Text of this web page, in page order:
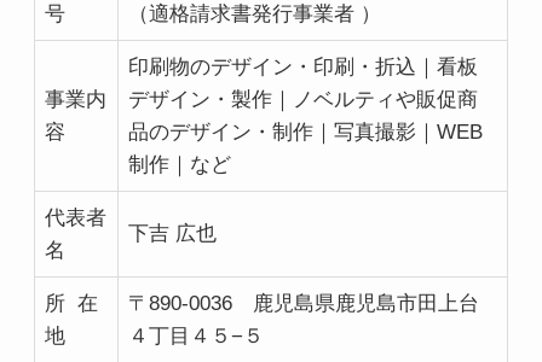
号
（適格請求書発行事業者 ）
事業内
容
印刷物のデザイン・印刷・折込｜看板
デザイン・製作｜ノベルティや販促商
品のデザイン・制作｜写真撮影｜WEB
制作｜など
代表者
名
下吉 広也
所 在
地
〒890-0036 鹿児島県鹿児島市田上台
４丁目４５−５